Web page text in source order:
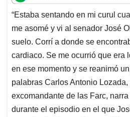
t
s
A
p
p
e
b
o
o
k
k
e
d
I
n
i
l
e
a
d
s
“Estaba sentando en mi curul
me asomé y vi al senador José
suelo. Corrí a donde se
cardiaco. Se me ocurrió que era
en ese momento y se reanimó
palabras Carlos Antonio
excomandante de las Farc,
durante el episodio en el que